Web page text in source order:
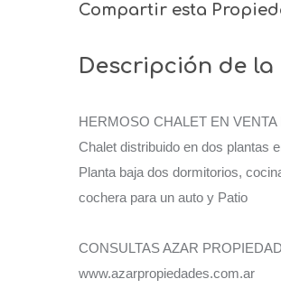
Compartir esta
Descripción de la
HERMOSO CHALET EN
Chalet distribuido en dos plantas
Planta baja dos dormitorios,
cochera para un auto y Patio
CONSULTAS AZAR
www.azarpropiedades.com.ar